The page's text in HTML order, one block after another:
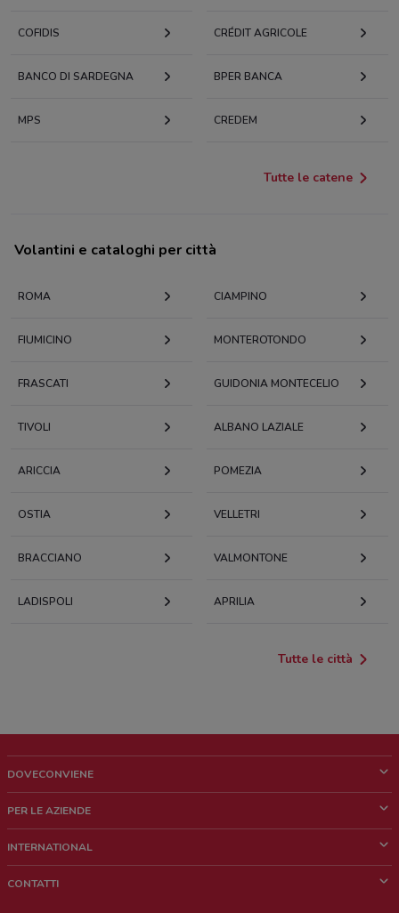
COFIDIS CRÉDIT AGRICOLE
BANCO DI SARDEGNA BPER BANCA
MPS CREDEM
Tutte le catene
Volantini e cataloghi per città
ROMA CIAMPINO
FIUMICINO MONTEROTONDO
FRASCATI GUIDONIA MONTECELIO
TIVOLI ALBANO LAZIALE
ARICCIA POMEZIA
OSTIA VELLETRI
BRACCIANO VALMONTONE
LADISPOLI APRILIA
Tutte le città
DOVECONVIENE
Chi siamo
Lavora con noi
PER LE AZIENDE
Richieste commerciali e marketing
INTERNATIONAL
CONTATTI